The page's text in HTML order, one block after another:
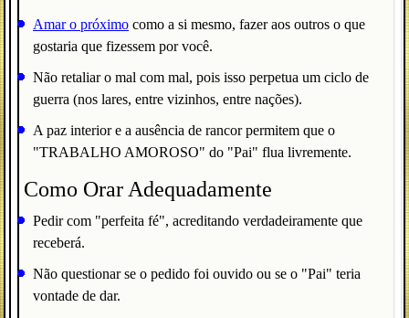
Amar o próximo como a si mesmo, fazer aos outros o que
gostaria que fizessem por você.
Não retaliar o mal com mal, pois isso perpetua um ciclo de
guerra (nos lares, entre vizinhos, entre nações).
A paz interior e a ausência de rancor permitem que o
"TRABALHO AMOROSO" do "Pai" flua livremente.
Como Orar Adequadamente
Pedir com "perfeita fé", acreditando verdadeiramente que
receberá.
Não questionar se o pedido foi ouvido ou se o "Pai" teria
vontade de dar.